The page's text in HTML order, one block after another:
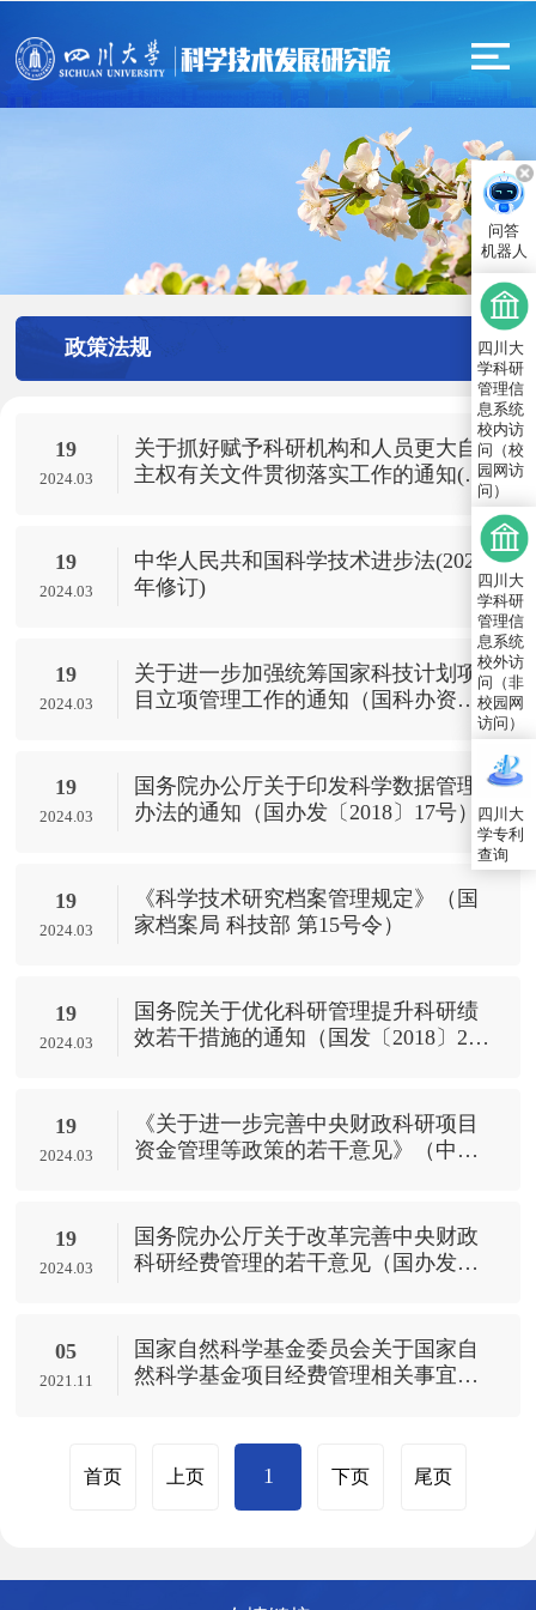
政策法规
19
2024.03
关于抓好赋予科研机构和人员更大自
主权有关文件贯彻落实工作的通知(国
19
2024.03
中华人民共和国科学技术进步法(2021
年修订)
19
2024.03
关于进一步加强统筹国家科技计划项
目立项管理工作的通知（国科办资
19
2024.03
国务院办公厅关于印发科学数据管理
办法的通知（国办发〔2018〕17号）
19
2024.03
《科学技术研究档案管理规定》（国
家档案局 科技部 第15号令）
19
2024.03
国务院关于优化科研管理提升科研绩
效若干措施的通知（国发〔2018〕25
19
2024.03
《关于进一步完善中央财政科研项目
资金管理等政策的若干意见》（中办
19
2024.03
​国务院办公厅关于改革完善中央财政
科研经费管理的若干意见（国办发
05
2021.11
国家自然科学基金委员会关于国家自
然科学基金项目经费管理相关事宜的
首页 上页 1 下页 尾页
问答
机器人
四川大
学科研
管理信
息系统
校内访
问（校
园网访
问）
四川大
学科研
管理信
息系统
校外访
问（非
校园网
访问）
四川大
学专利
查询